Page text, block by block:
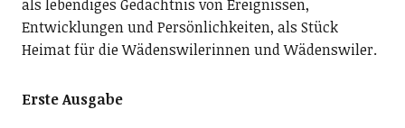
als lebendiges Gedächtnis von Ereignissen,
Entwicklungen und Persönlichkeiten, als Stück
Heimat für die Wädenswilerinnen und Wädenswiler.
Erste Ausgabe